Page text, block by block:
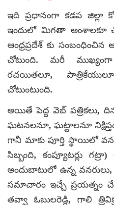
ఇది ప్రధానంగా కడప
ఇందులో మిగతా అంశాలకూ
ఆంధ్రప్రదేశ్ కు
చోటుంది. మరీ
రచయితలూ,
చోటుంటుంది.
అయితే పెద్ద వెబ్ పత్రికలు,
ఘటనలనూ, ఘట్టాలనూ
గానీ మాకు పూర్తి స్థాయిలో
సిబ్బంది, కంప్యూటర్లు
అందుబాటులో ఉన్న
సమాచారం ఇచ్చే ప్రయత్నం
తవ్వా ఓబులరెడ్డి, గాలి